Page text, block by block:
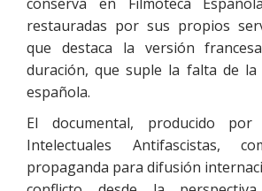
restauradas por sus propios
que destaca la versión
duración, que suple la falta de
española.
El documental, producido
Intelectuales Antifascistas,
propaganda para difusión